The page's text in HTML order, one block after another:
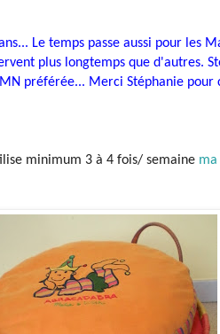
Le temps passe aussi pour les
plus longtemps que d'autres.
préférée... Merci Stéphanie pour
minimum 3 à 4 fois/ semaine